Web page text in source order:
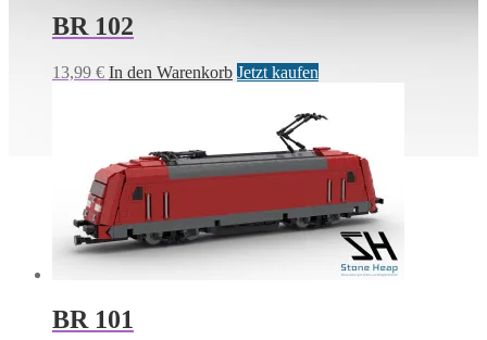
BR 102
13,99 € In den Warenkorb Jetzt kaufen
BR 101